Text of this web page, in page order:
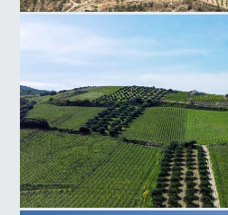
Πεδιάδα Φαιστού